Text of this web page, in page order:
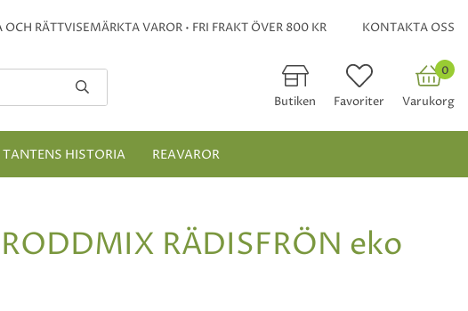
RÄTTVISEMÄRKTA VAROR • FRI FRAKT ÖVER 800 KR KONTAKTA OSS
Butiken Favoriter
0
Varukorg
TANTENS HISTORIA REAVAROR
RÄDISFRÖN eko